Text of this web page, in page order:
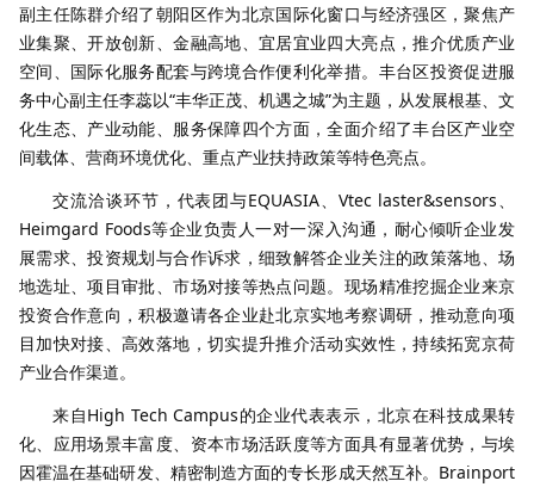
副主任陈群介绍了朝阳区作为北京国际化窗口与经济强区，聚焦产
业集聚、开放创新、金融高地、宜居宜业四大亮点，推介优质产业
空间、国际化服务配套与跨境合作便利化举措。丰台区投资促进服
务中心副主任李蕊以“丰华正茂、机遇之城”为主题，从发展根基、文
化生态、产业动能、服务保障四个方面，全面介绍了丰台区产业空
间载体、营商环境优化、重点产业扶持政策等特色亮点。
交流洽谈环节，代表团与EQUASIA、Vtec laster&sensors、
Heimgard Foods等企业负责人一对一深入沟通，耐心倾听企业发
展需求、投资规划与合作诉求，细致解答企业关注的政策落地、场
地选址、项目审批、市场对接等热点问题。现场精准挖掘企业来京
投资合作意向，积极邀请各企业赴北京实地考察调研，推动意向项
目加快对接、高效落地，切实提升推介活动实效性，持续拓宽京荷
产业合作渠道。
来自High Tech Campus的企业代表表示，北京在科技成果转
化、应用场景丰富度、资本市场活跃度等方面具有显著优势，与埃
因霍温在基础研发、精密制造方面的专长形成天然互补。Brainport